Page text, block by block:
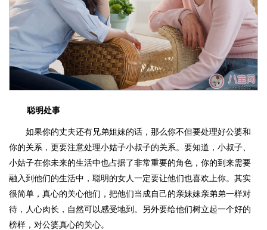
聪明处事
如果你的丈夫还有兄弟姐妹的话，那么你不但要处理好公婆和
你的关系，更要注意处理小姑子小叔子的关系。要知道，小叔子、
小姑子在你未来的生活中也占据了非常重要的角色，你的到来需要
融入到他们的生活中，聪明的女人一定要让他们也喜欢上你。其实
很简单，真心的关心他们，把他们当成自己的亲妹妹亲弟弟一样对
待，人心肉长，自然可以感受地到。另外要给他们树立起一个好的
榜样，对公婆真心的关心。